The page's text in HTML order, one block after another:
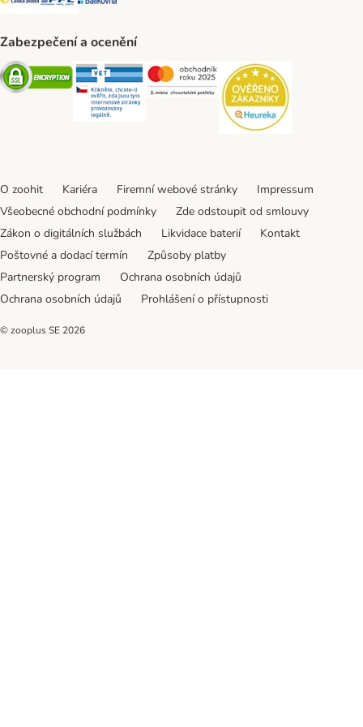
Zabezpečení a ocenění
Security Security Security
O zoohit Kariéra Firemní webové stránky
Impressum
Všeobecné obchodní podmínky
Zde odstoupit od smlouvy
Zákon o digitálních službách
Likvidace baterií
Kontakt
Poštovné a dodací termín
Způsoby platby
Partnerský program
Ochrana osobních údajů
Ochrana osobních údajů
Prohlášení o přístupnosti
© zooplus SE 2026